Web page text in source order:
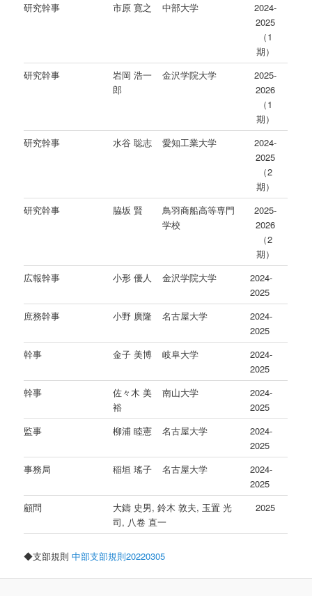
研究幹事
市原 寛之 中部大学
2024-
2025
（1
期）
研究幹事
岩岡 浩一
郎
金沢学院大学
2025-
2026
（1
期）
研究幹事
水谷 聡志 愛知工業大学
2024-
2025
（2
期）
研究幹事
脇坂 賢
鳥羽商船高等専門
学校
2025-
2026
（2
期）
広報幹事
小形 優人 金沢学院大学
2024-
2025
庶務幹事
小野 廣隆 名古屋大学
2024-
2025
幹事
金子 美博 岐阜大学
2024-
2025
幹事
佐々木 美
裕
南山大学
2024-
2025
監事
柳浦 睦憲 名古屋大学
2024-
2025
事務局
稲垣 瑤子 名古屋大学
2024-
2025
顧問
大鑄 史男, 鈴木 敦夫, 玉置 光
司, 八卷 直一
2025
◆支部規則中部支部規則20220305